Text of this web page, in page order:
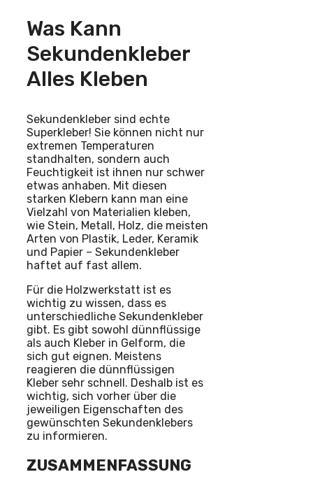
Was Kann
Sekundenkleber
Alles Kleben
Sekundenkleber sind echte
Superkleber! Sie können nicht nur
extremen Temperaturen
standhalten, sondern auch
Feuchtigkeit ist ihnen nur schwer
etwas anhaben. Mit diesen
starken Klebern kann man eine
Vielzahl von Materialien kleben,
wie Stein, Metall, Holz, die meisten
Arten von Plastik, Leder, Keramik
und Papier – Sekundenkleber
haftet auf fast allem.
Für die Holzwerkstatt ist es
wichtig zu wissen, dass es
unterschiedliche Sekundenkleber
gibt. Es gibt sowohl dünnflüssige
als auch Kleber in Gelform, die
sich gut eignen. Meistens
reagieren die dünnflüssigen
Kleber sehr schnell. Deshalb ist es
wichtig, sich vorher über die
jeweiligen Eigenschaften des
gewünschten Sekundenklebers
zu informieren.
ZUSAMMENFASSUNG